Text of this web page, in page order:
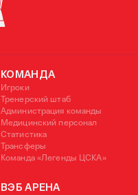
КОМАНДА
Игроки
Тренерский штаб
Администрация команды
Медицинский персонал
Статистика
Трансферы
Команда «Легенды ЦСКА»
ВЭБ АРЕНА